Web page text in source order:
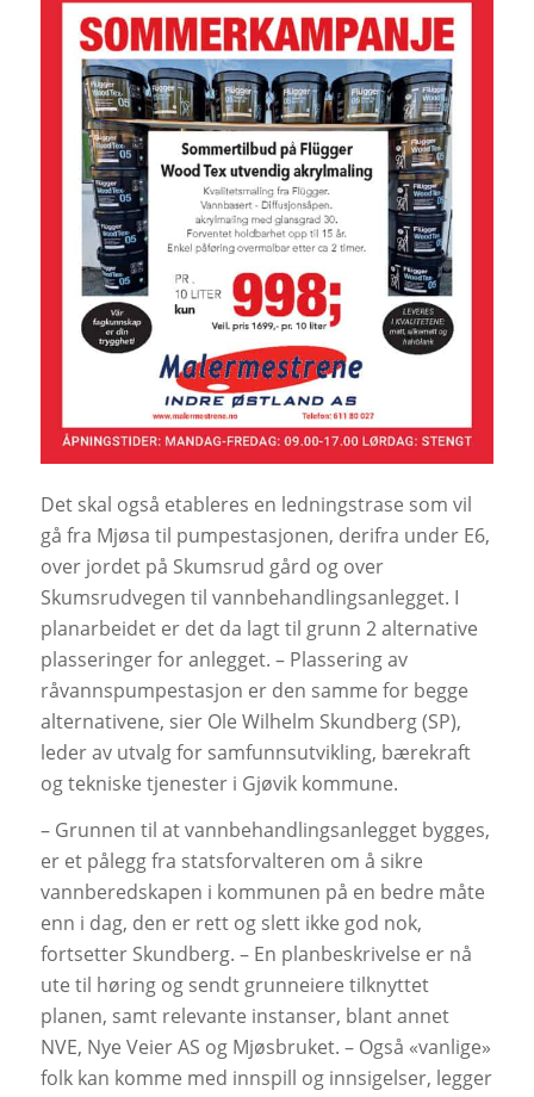
Det skal også etableres en ledningstrase som vil
gå fra Mjøsa til pumpestasjonen, derifra under E6,
over jordet på Skumsrud gård og over
Skumsrudvegen til vannbehandlingsanlegget. I
planarbeidet er det da lagt til grunn 2 alternative
plasseringer for anlegget. – Plassering av
råvannspumpestasjon er den samme for begge
alternativene, sier Ole Wilhelm Skundberg (SP),
leder av utvalg for samfunnsutvikling, bærekraft
og tekniske tjenester i Gjøvik kommune.
– Grunnen til at vannbehandlingsanlegget bygges,
er et pålegg fra statsforvalteren om å sikre
vannberedskapen i kommunen på en bedre måte
enn i dag, den er rett og slett ikke god nok,
fortsetter Skundberg. – En planbeskrivelse er nå
ute til høring og sendt grunneiere tilknyttet
planen, samt relevante instanser, blant annet
NVE, Nye Veier AS og Mjøsbruket. – Også «vanlige»
folk kan komme med innspill og innsigelser, legger